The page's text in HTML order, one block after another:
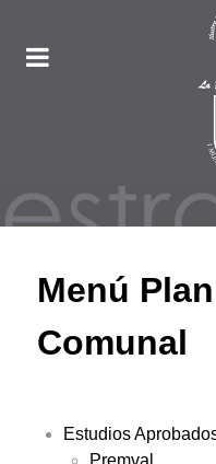
Menú
Comunal
Estudios
Premval